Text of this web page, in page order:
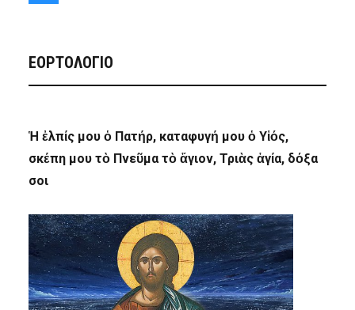
ΕΟΡΤΟΛΟΓΙΟ
Ἡ ἐλπίς μου ὁ Πατήρ, καταφυγή μου ὁ Υἱός,
σκέπη μου τὸ Πνεῦμα τὸ ἅγιον, Τριὰς ἁγία, δόξα
σοι